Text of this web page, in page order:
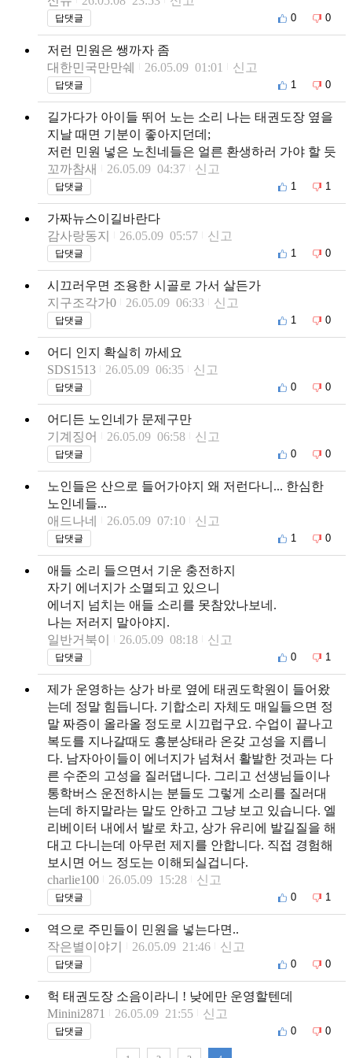
답댓글 0 0
저런 민원은 쌩까자 좀
대한민국만만쉐
26.05.09 01:01 신고
답댓글 1 0
길가다가 아이들 뛰어 노는 소리 나는 태권도장 옆을
지날 때면 기분이 좋아지던데;
저런 민원 넣은 노친네들은 얼른 환생하러 가야 할 듯
꼬까참새
26.05.09 04:37 신고
답댓글 1 1
가짜뉴스이길바란다
감사랑동지
26.05.09 05:57 신고
답댓글 1 0
시끄러우면 조용한 시골로 가서 살든가
지구조각가0
26.05.09 06:33 신고
답댓글 1 0
어디 인지 확실히 까세요
SDS1513
26.05.09 06:35 신고
답댓글 0 0
어디든 노인네가 문제구만
기계징어
26.05.09 06:58 신고
답댓글 0 0
노인들은 산으로 들어가야지 왜 저런다니... 한심한
노인네들...
애드나네
26.05.09 07:10 신고
답댓글 1 0
애들 소리 들으면서 기운 충전하지
자기 에너지가 소멸되고 있으니
에너지 넘치는 애들 소리를 못참았나보네.
나는 저러지 말아야지.
일반거북이
26.05.09 08:18 신고
답댓글 0 1
제가 운영하는 상가 바로 옆에 태권도학원이 들어왔
는데 정말 힘듭니다. 기합소리 자체도 매일들으면 정
말 짜증이 올라올 정도로 시끄럽구요. 수업이 끝나고
복도를 지나갈때도 흥분상태라 온갖 고성을 지릅니
다. 남자아이들이 에너지가 넘쳐서 활발한 것과는 다
른 수준의 고성을 질러댑니다. 그리고 선생님들이나
통학버스 운전하시는 분들도 그렇게 소리를 질러대
는데 하지말라는 말도 안하고 그냥 보고 있습니다. 엘
리베이터 내에서 발로 차고, 상가 유리에 발길질을 해
대고 다니는데 아무런 제지를 안합니다. 직접 경험해
보시면 어느 정도는 이해되실겁니다.
charlie100
26.05.09 15:28 신고
답댓글 0 1
역으로 주민들이 민원을 넣는다면..
작은별이야기
26.05.09 21:46 신고
답댓글 0 0
헉 태권도장 소음이라니 ! 낮에만 운영할텐데
Minini2871
26.05.09 21:55 신고
답댓글 0 0